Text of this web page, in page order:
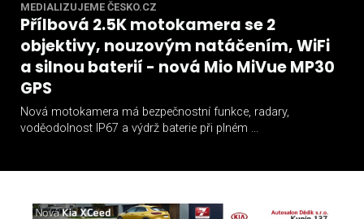
MEDIALIZUJEME ČESKO.CZ
Přílbová 2.5K motokamera se 2
objektivy, nouzovým natáčením, WiFi
a silnou baterií - nová Mio MiVue MP30
GPS
Nová motokamera má bezpečnostní funkce, radary,
voděodolnost IP67 a výdrž baterie při plném ...